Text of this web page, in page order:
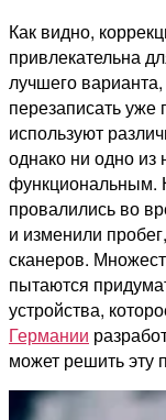
Как видно,
привлекательна
лучшего
перезаписать
используют
однако ни одно из
функциональным.
провалились во
и изменили
сканеров.
пытаются
устройства,
Германии
может решить эту